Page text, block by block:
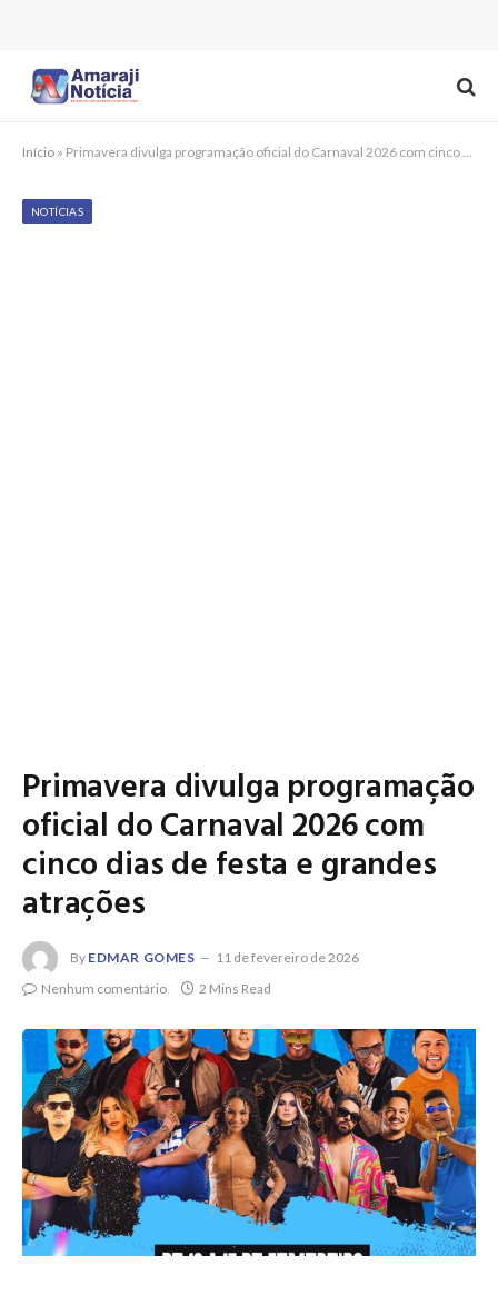
Início » Primavera divulga programação oficial do Carnaval 2026 com cinco dias de festa e grandes atrações
NOTÍCIAS
Primavera divulga programação
oficial do Carnaval 2026 com
cinco dias de festa e grandes
atrações
By EDMAR GOMES
11 de fevereiro de 2026
Nenhum comentário
2 Mins Read